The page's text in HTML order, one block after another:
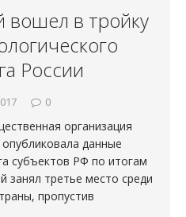
вошел в тройку
России
0
организация
данные
субъектов РФ по итогам
занял третье место среди
пропустив